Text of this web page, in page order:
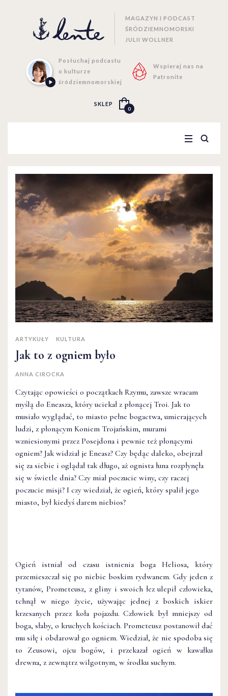
MAGAZYN I PODCAST
ŚRÓDZIEMNOMORSKI
JULII WOLLNER
Posłuchaj podcastu
o kulturze
śródziemnomorskiej
Wspieraj nas na
Patronite
SKLEP
0
ARTYKUŁY KULTURA
Jak to z ogniem było
ANNA CIROCKA
Czytając opowieści o początkach Rzymu, zawsze wracam
myślą do Eneasza, który uciekał z płonącej Troi. Jak to
musiało wyglądać, to miasto pełne bogactwa, umierających
ludzi, z płonącym Koniem Trojańskim, murami
wzniesionymi przez Posejdona i pewnie też płonącymi
ogniem? Jak widział je Eneasz? Czy będąc daleko, obejrzał
się za siebie i oglądał tak długo, aż ognista łuna rozpłynęła
się w świetle dnia? Czy miał poczucie winy, czy raczej
poczucie misji? I czy wiedział, że ogień, który spalił jego
miasto, był kiedyś darem niebios?
Ogień istniał od czasu istnienia boga Heliosa, który
przemieszczał się po niebie boskim rydwanem. Gdy jeden z
tytanów, Prometeusz, z gliny i swoich łez ulepił człowieka,
tchnął w niego życie, używając jednej z boskich iskier
krzesanych przez koła pojazdu. Człowiek był mniejszy od
boga, słaby, o kruchych kościach. Prometeusz postanowił dać
mu siłę i obdarował go ogniem. Wiedział, że nie spodoba się
to Zeusowi, ojcu bogów, i przekazał ogień w kawałku
drewna, z zewnątrz wilgotnym, w środku suchym.